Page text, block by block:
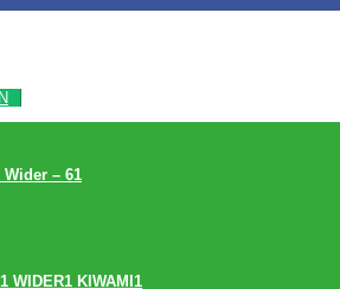
Wider – 61
WIDER1 KIWAMI1